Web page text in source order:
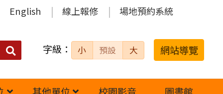
English 線上報修 場地預約系統
搜
字級： 小 預設 大 網站導覽